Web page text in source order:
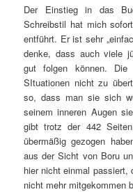
Der Einstieg in das
Schreibstil hat mich
entführt. Er ist sehr
denke, dass auch viele
gut folgen können.
SItuationen nicht zu
so, dass man sie sich
seinem inneren Augen
gibt trotz der 442
übermäßig gezogen
aus der Sicht von Boru
hier nicht einmal passiert,
nicht mehr mitgekommen